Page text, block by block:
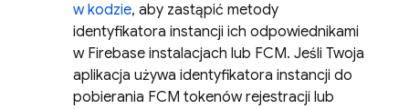
w kodzie, aby zastąpić metody
identyfikatora instancji ich odpowiednikami
w Firebase instalacjach lub FCM. Jeśli Twoja
aplikacja używa identyfikatora instancji do
pobierania FCM tokenów rejestracji lub